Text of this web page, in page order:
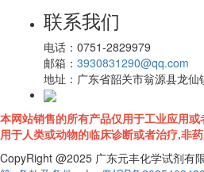
联系我们
电话： 0751-2829979
邮箱： 3930831290@qq.com
地址： 广东省韶关市翁源县龙仙
本网站销售的所有产品仅用于工业应用
用于人类或动物的临床诊断或者治疗,非药
CopyRight @2025 广东元丰化学试剂